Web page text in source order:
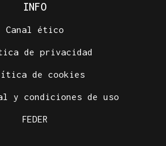
INFO
Canal ético
de privacidad
de cookies
y condiciones de uso
FEDER